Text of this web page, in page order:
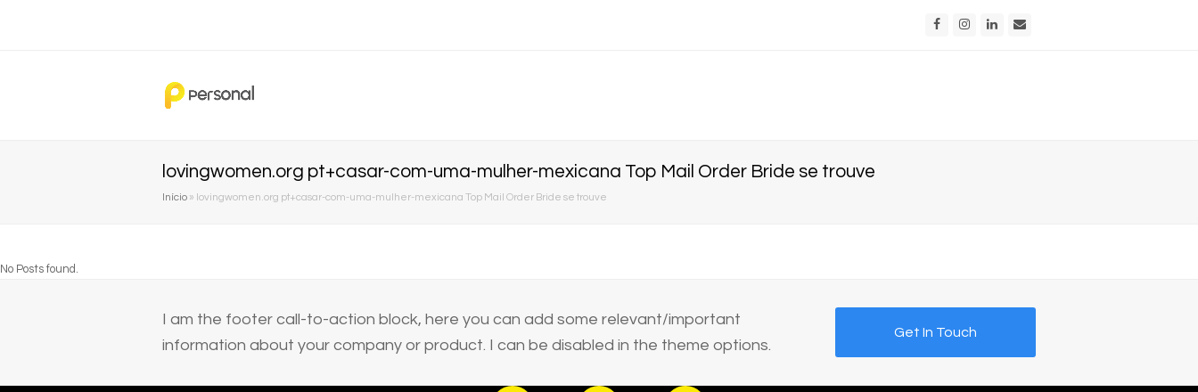
FacebookInstagram
LinkedIn
lovingwomen.org pt+casar-com-uma-mulher-mexicana Top Mail Order Bride se trouve
Início » lovingwomen.org pt+casar-com-uma-mulher-mexicana Top Mail Order Bride se trouve
No Posts found.
I am the footer call-to-action block, here you can add some relevant/important
information about your company or product. I can be disabled in the theme options.
Get In Touch